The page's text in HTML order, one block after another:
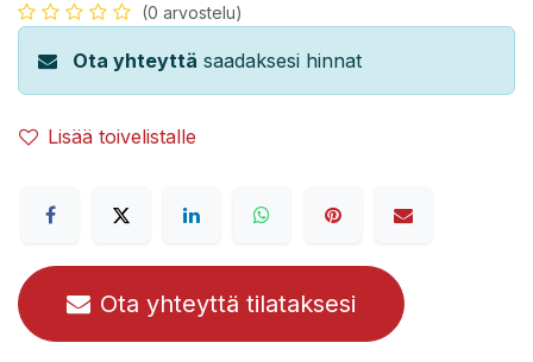
(0 arvostelu)
Ota yhteyttä saadaksesi hinnat
Lisää toivelistalle
Ota yhteyttä tilataksesi